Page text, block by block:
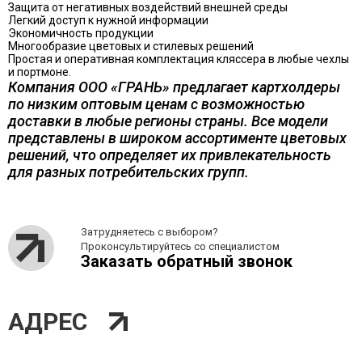
Защита от негативных воздействий внешней среды
Легкий доступ к нужной информации
Экономичность продукции
Многообразие цветовых и стилевых решений
Простая и оперативная комплектация кляссера в любые чехлы
и портмоне.
Компания ООО «ГРАНЬ» предлагает картхолдеры
по низким оптовым ценам с возможностью
доставки в любые регионы страны. Все модели
представлены в широком ассортименте цветовых
решений, что определяет их привлекательность
для разных потребительских групп.
Затрудняетесь с выбором?
Проконсультируйтесь со специалистом
Заказать обратный звонок
АДРЕС